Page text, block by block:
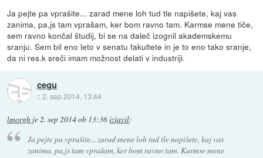
Ja pejte pa vprašite... zarad mene loh tud tle napišete, kaj vas
zanima, pa,js tam vprašam, ker bom ravno tam. Karmse mene tiče,
sem ravno končal študij, bi se na daleč izognil akademskemu
sranju. Sem bil eno leto v senatu fakultete in je to eno tako sranje,
da ni res.k sreči imam možnost delati v industriji.
cegu
::2. sep 2014, 13:44
lmorgh je2. sep 2014 ob 13:36izjavil:
Ja pejte pa vprašite... zarad mene loh tud tle napišete, kaj vas
zanima, pa,js tam vprašam, ker bom ravno tam. Karmse mene